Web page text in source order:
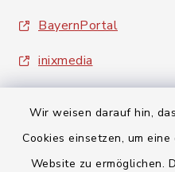
Wir weisen darauf hin,
Cookies einsetzen, um
Website zu ermöglichen.
BayernPortal
inixmedia